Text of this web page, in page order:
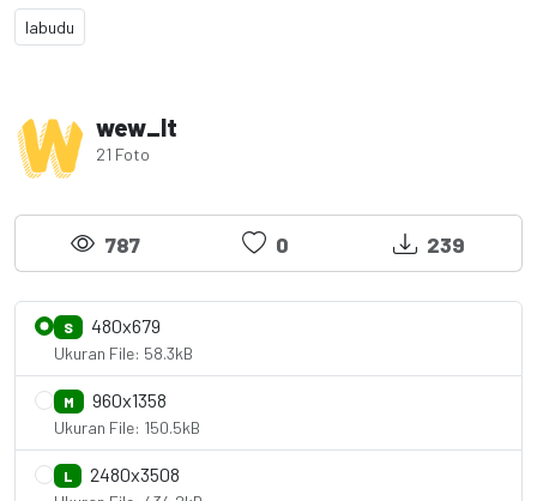
labudu
wew_lt
21 Foto
787 0 239
S 480x679
Ukuran File: 58.3kB
M 960x1358
Ukuran File: 150.5kB
L 2480x3508